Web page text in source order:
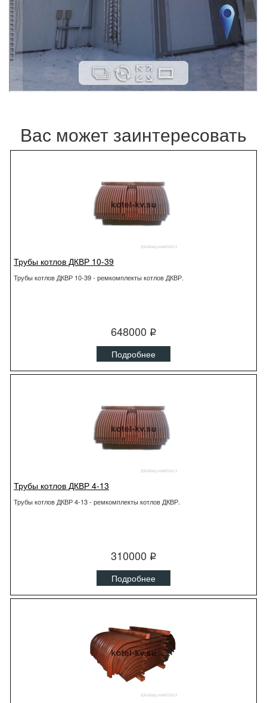
Вас может заинтересовать
Трубы котлов ДКВР 10-39
Трубы котлов ДКВР 10-39 - ремкомплекты котлов ДКВР.
648000 q
Подробнее
Трубы котлов ДКВР 4-13
Трубы котлов ДКВР 4-13 - ремкомплекты котлов ДКВР.
310000 q
Подробнее